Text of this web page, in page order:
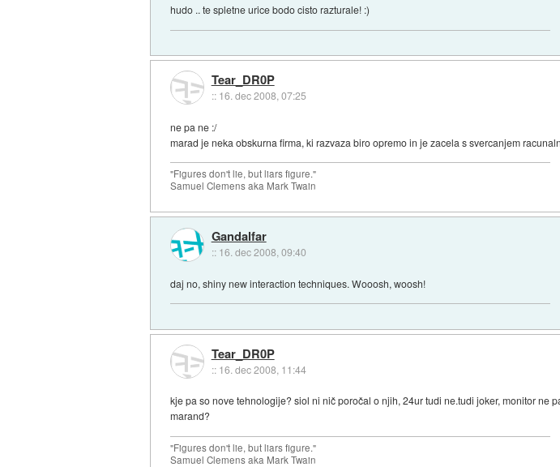
hudo .. te spletne urice bodo cisto razturale! :)
Tear_DR0P
:: 16. dec 2008, 07:25
ne pa ne :/
marad je neka obskurna firma, ki razvaza biro opremo in je zacela s svercanjem
"Figures don't lie, but liars figure."
Samuel Clemens aka Mark Twain
Gandalfar
:: 16. dec 2008, 09:40
daj no, shiny new interaction techniques. Wooosh, woosh!
Tear_DR0P
:: 16. dec 2008, 11:44
kje pa so nove tehnologije? siol ni nič poročal o njih, 24ur tudi ne.tudi joker, monitor
marand?
"Figures don't lie, but liars figure."
Samuel Clemens aka Mark Twain